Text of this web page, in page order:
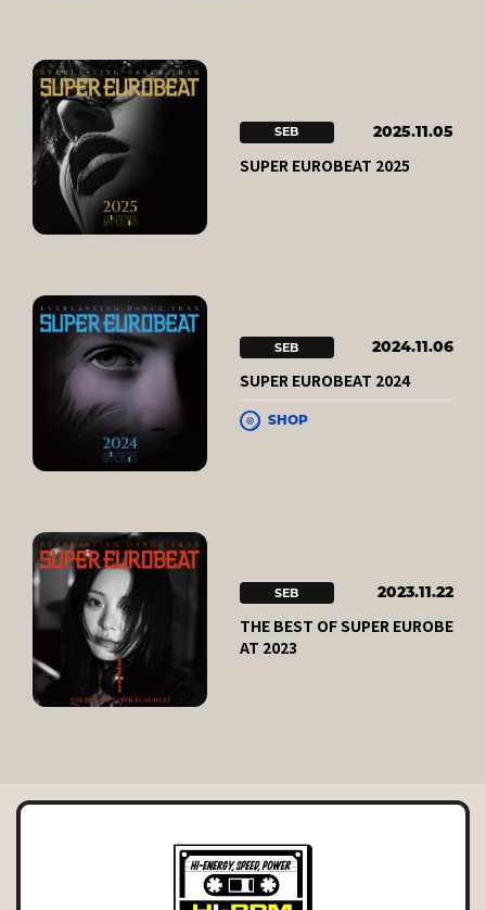
SEB 2025.11.05
SUPER EUROBEAT 2025
SEB 2024.11.06
SUPER EUROBEAT 2024
SHOP
SEB 2023.11.22
THE BEST OF SUPER EUROBE
AT 2023